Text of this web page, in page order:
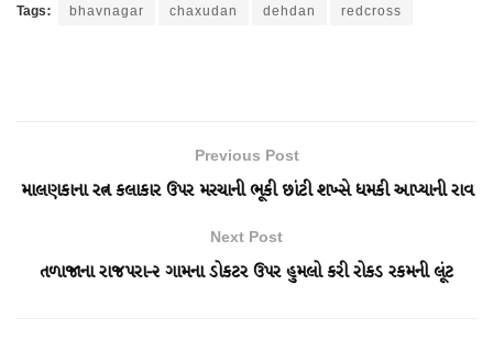
Tags: bhavnagar chaxudan dehdan redcross
Previous Post
માલણકાના રત્ન કલાકાર ઉપર મરચાની ભૂકી છાંટી શખ્સે ધમકી આપ્યાની રાવ
Next Post
તળાજાના રાજપરા-૨ ગામના ડોકટર ઉપર હુમલો કરી રોકડ રકમની લૂંટ